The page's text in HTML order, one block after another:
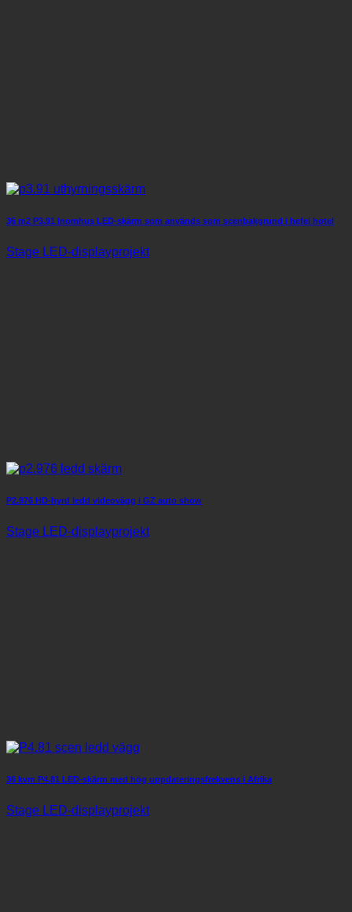
36 m2 P3.91 Inomhus LED-skärm som används som scenbakgrund i hefei hotel
Stage LED-displayprojekt
P2.976 HD-hyrd ledd videovägg i GZ auto show
Stage LED-displayprojekt
36 kvm P4.81 LED-skärm med hög uppdateringsfrekvens i Afrika
Stage LED-displayprojekt